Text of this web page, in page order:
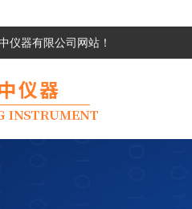
仪器有限公司网站！